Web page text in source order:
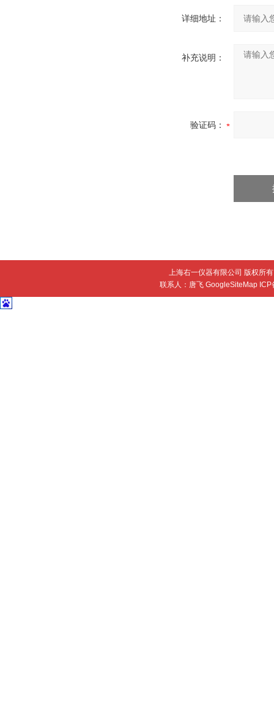
详细地址：
补充说明：
验证码：
上海右一仪器有限公司 版权所
联系人：唐飞GoogleSiteMap